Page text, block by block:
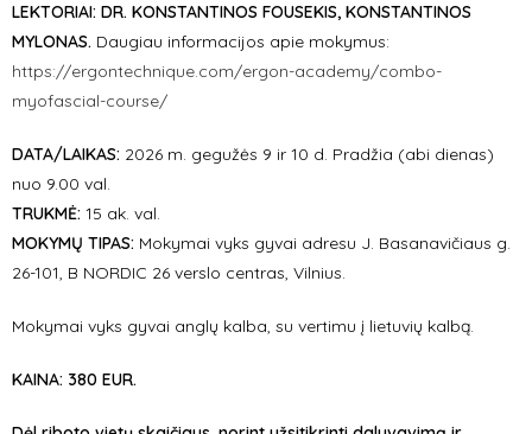
LEKTORIAI: DR. KONSTANTINOS FOUSEKIS, KONSTANTINOS
MYLONAS. Daugiau informacijos apie mokymus:
https://ergontechnique.com/ergon-academy/combo-
myofascial-course/
DATA/LAIKAS: 2026 m. gegužės 9 ir 10 d. Pradžia (abi dienas)
nuo 9.00 val.
TRUKMĖ: 15 ak. val.
MOKYMŲ TIPAS: Mokymai vyks gyvai adresu J. Basanavičiaus g.
26-101, B NORDIC 26 verslo centras, Vilnius.
Mokymai vyks gyvai anglų kalba, su vertimu į lietuvių kalbą.
KAINA: 380 EUR.